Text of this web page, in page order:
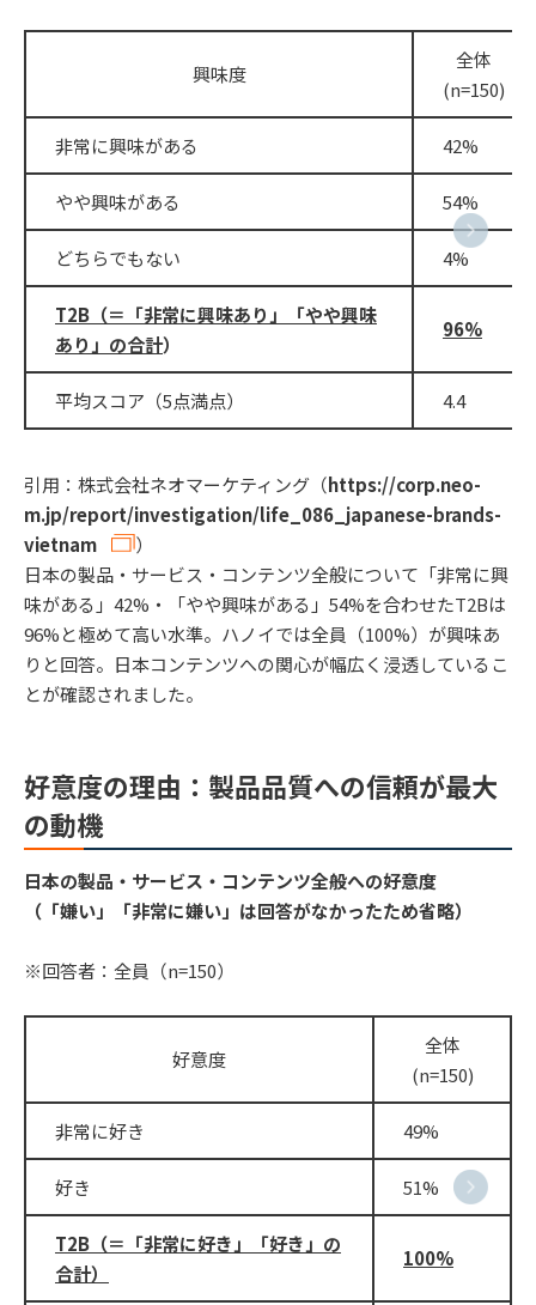
興味度
全体
(n=150)
非常に興味がある 42%
やや興味がある 54%
どちらでもない 4%
T2B （＝「非常に興味あり」「やや興味
あり」の合計）
96%
平均スコア（5点満点） 4.4
引用：株式会社ネオマーケティング（https://corp.neo-
m.jp/report/investigation/life_086_japanese-brands-
vietnam
）
日本の製品・サービス・コンテンツ全般について「非常に興
味がある」42%・「やや興味がある」54%を合わせたT2Bは
96%と極めて高い水準。ハノイでは全員（100%）が興味あ
りと回答。日本コンテンツへの関心が幅広く浸透しているこ
とが確認されました。
好意度の理由：製品品質への信頼が最大
の動機
日本の製品・サービス・コンテンツ全般への好意度
（「嫌い」「非常に嫌い」は回答がなかったため省略）
※回答者：全員（n=150）
好意度
全体
(n=150)
非常に好き 49%
好き 51%
T2B （＝「非常に好き」「好き」の
合計）
100%